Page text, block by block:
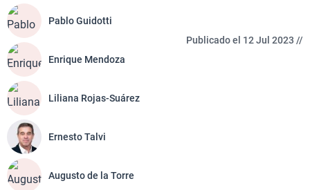
Pablo Guidotti
Enrique Mendoza
Liliana Rojas-Suárez
Ernesto Talvi
Augusto de la Torre
Publicado el 12 Jul 2023 //